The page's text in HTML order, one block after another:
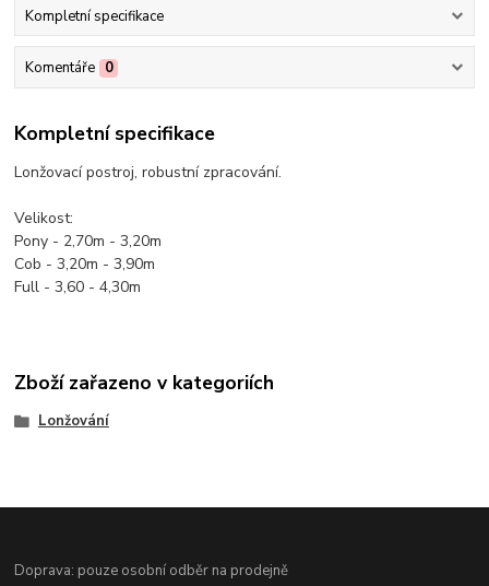
Kompletní specifikace
Komentáře 0
Kompletní specifikace
Lonžovací postroj, robustní zpracování.
Velikost:
Pony - 2,70m - 3,20m
Cob - 3,20m - 3,90m
Full - 3,60 - 4,30m
Zboží zařazeno v kategoriích
Lonžování
Doprava: pouze osobní odběr na prodejně